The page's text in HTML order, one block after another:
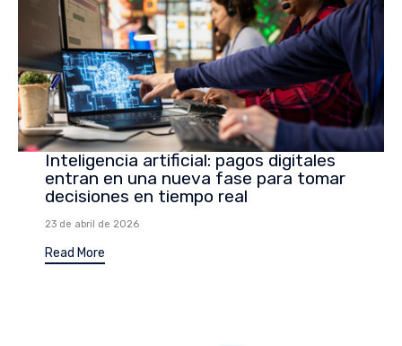
Inteligencia artificial: pagos digitales
entran en una nueva fase para tomar
decisiones en tiempo real
23 de abril de 2026
Read More